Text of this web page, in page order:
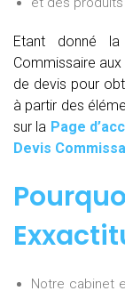
Etant donné la
Commissaire
de devis pour
à partir des
sur la Page
Devis
Notre cabinet